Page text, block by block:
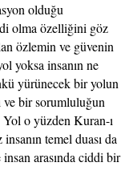
olduğu
olma özelliğini göz
özlemin ve güvenin
yoksa insanın ne
yürünecek bir yolun
ve bir sorumluluğun
o yüzden Kuran-ı
temel duası da
arasında ciddi bir